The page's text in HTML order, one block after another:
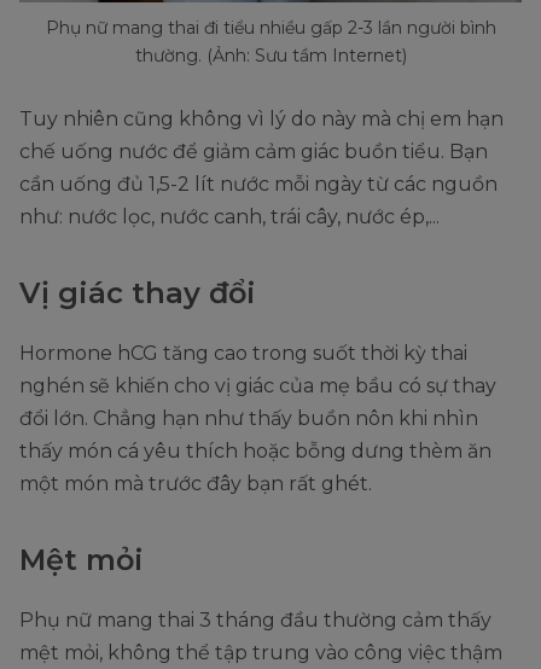
Phụ nữ mang thai đi tiểu nhiều gấp 2-3 lần người bình
thường. (Ảnh: Sưu tầm Internet)
Tuy nhiên cũng không vì lý do này mà chị em hạn
chế uống nước để giảm cảm giác buồn tiểu. Bạn
cần uống đủ 1,5-2 lít nước mỗi ngày từ các nguồn
như: nước lọc, nước canh, trái cây, nước ép,...
Vị giác thay đổi
Hormone hCG tăng cao trong suốt thời kỳ thai
nghén sẽ khiến cho vị giác của mẹ bầu có sự thay
đổi lớn. Chẳng hạn như thấy buồn nôn khi nhìn
thấy món cá yêu thích hoặc bỗng dưng thèm ăn
một món mà trước đây bạn rất ghét.
Mệt mỏi
Phụ nữ mang thai 3 tháng đầu thường cảm thấy
mệt mỏi, không thể tập trung vào công việc thậm